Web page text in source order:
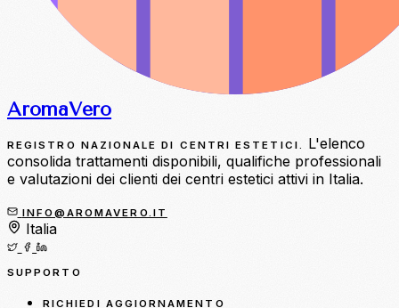
AromaVero
REGISTRO NAZIONALE DI CENTRI ESTETICI.
L'elenco
consolida trattamenti disponibili, qualifiche professionali
e valutazioni dei clienti dei centri estetici attivi in Italia.
INFO@AROMAVERO.IT
Italia
SUPPORTO
RICHIEDI AGGIORNAMENTO